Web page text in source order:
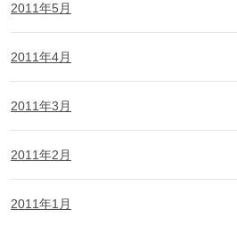
2011年5月
2011年4月
2011年3月
2011年2月
2011年1月